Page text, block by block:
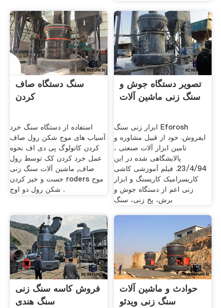
سنگ دستگاه صاف
کردن
استفاده از دستگاه سنگ خرد
آسیاب های موج شکن رول صاف
کردن کاتولوگ پی دی اف نحوه
عمل خرد کردن کک توسط رول
صاف, ماشین آلات سنگ زنی
جست و خیز کردن roders موج
شکن رول دو اوج .
تصویر دستگاه جوش و
سنگ زنی ماشین آلات
ابزار زنی سنگ Eforosh
ایفروش. خود از قبیل مشاوره و
تامین ابزار آلات صنعتی ،
پالایشگاهی شده در این
23/4/94. فیلم آموزشی کاشی
کاریسرامیک کاریسنگ و ابزار
زنی اعم از دستگاه جوش و
برش، پخ زنی، سنگ
فروش کاسه سنگ زنی
سنگ هندی
حوادث و ماشین آلات
سنگ زنی ویدئو